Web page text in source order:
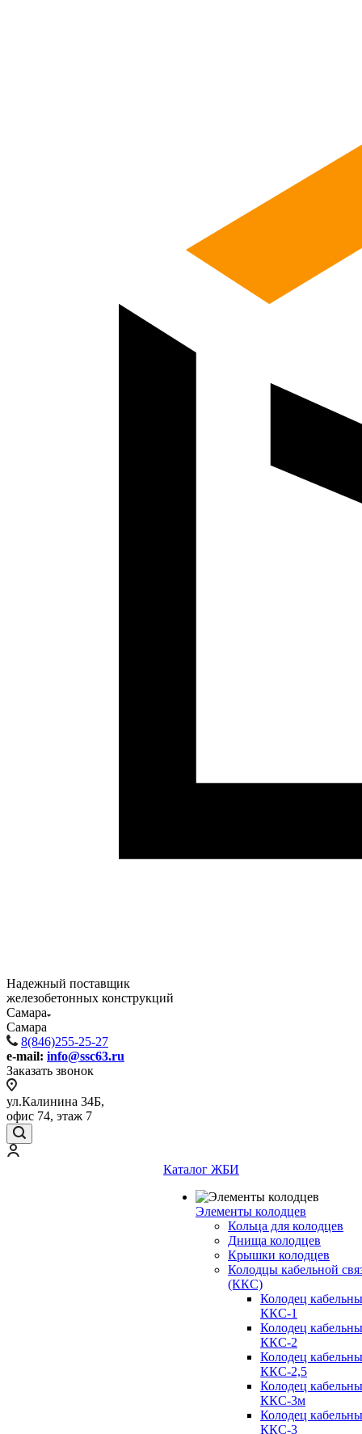
Надежный поставщик
железобетонных конструкций
Самара
Самара
8(846)255-25-27
e-mail: info@ssc63.ru
Заказать звонок
ул.Калинина 34Б,
офис 74, этаж 7
Каталог ЖБИ
Элементы колодцев
Кольца для колодцев
Днища колодцев
Крышки колодцев
Колодцы кабельной
(ККС)
Колодец
ККС-1
Колодец
ККС-2
Колодец
ККС-2,5
Колодец
ККС-3м
Колодец
ККС-3